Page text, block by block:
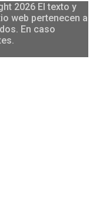
2026 El texto y
web pertenecen a
En caso